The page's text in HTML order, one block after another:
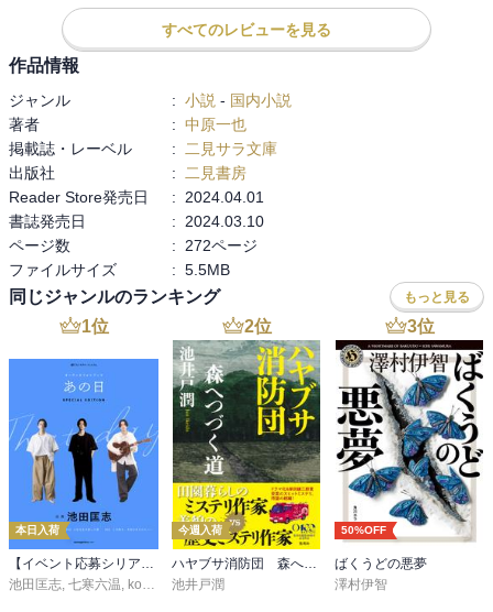
すべてのレビューを見る
作品情報
ジャンル : 小説 - 国内小説
著者
: 中原一也
掲載誌・レーベル
:
二見サラ文庫
出版社
:
二見書房
Reader Store発売日
:
2024.04.01
書誌発売日
:
2024.03.10
ページ数
:
272ページ
ファイルサイズ
: 5.5MB
同じジャンルのランキング もっと見る
1位
本日入荷
【イベント応募シリアルコード付】池田匡志出演・オーディオフォトブック「あの日」SPECIAL EDITION（音声／動画付）
池田匡志, 七寒六温, konoko58 ,村崎キコ
2位
今週入荷
ハヤブサ消防団 森へつづく道
池井戸潤
3位
50%OFF
ばくうどの悪夢
澤村伊智